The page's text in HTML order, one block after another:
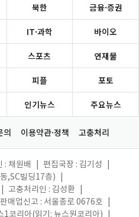
북한 금융·증권
IT·과학 바이오
스포츠 연재물
피플 포토
인기뉴스 주요뉴스
의 이용약관·정책 고충처리
: 채원배 편집국장 : 김기성
,SC빌딩17층)
고충처리인 : 김성환
매업신고 : 서울종로 0676호
1코리아(읽기: 뉴스원코리아)